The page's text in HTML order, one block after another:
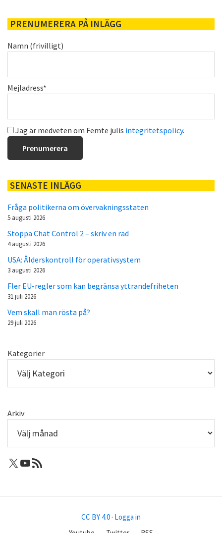
PRENUMERERA PÅ INLÄGG
Namn (frivilligt)
Mejladress*
Jag är medveten om Femte julis integritetspolicy.
SENASTE INLÄGG
Fråga politikerna om övervakningsstaten
5 augusti 2026
Stoppa Chat Control 2 – skriv en rad
4 augusti 2026
USA: Ålderskontroll för operativsystem
3 augusti 2026
Fler EU-regler som kan begränsa yttrandefriheten
31 juli 2026
Vem skall man rösta på?
29 juli 2026
Kategorier
Arkiv
X: Femtejuli
Youtube
RSS-flöde
CC BY 4.0 · Logga in